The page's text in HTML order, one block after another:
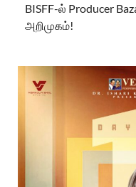
BISFF-ல் Producer
அறிமுகம்!